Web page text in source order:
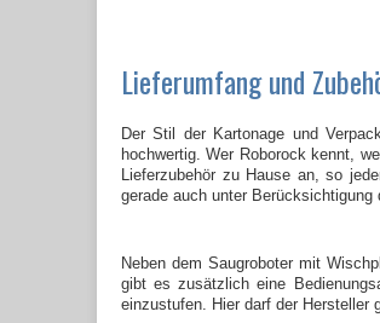
Lieferumfang und
Der Stil der Kartonage und
hochwertig. Wer Roborock kennt,
Lieferzubehör zu Hause an, so
gerade auch unter Berücksichtigung
Neben dem Saugroboter mit
gibt es zusätzlich eine
einzustufen. Hier darf der Hersteller